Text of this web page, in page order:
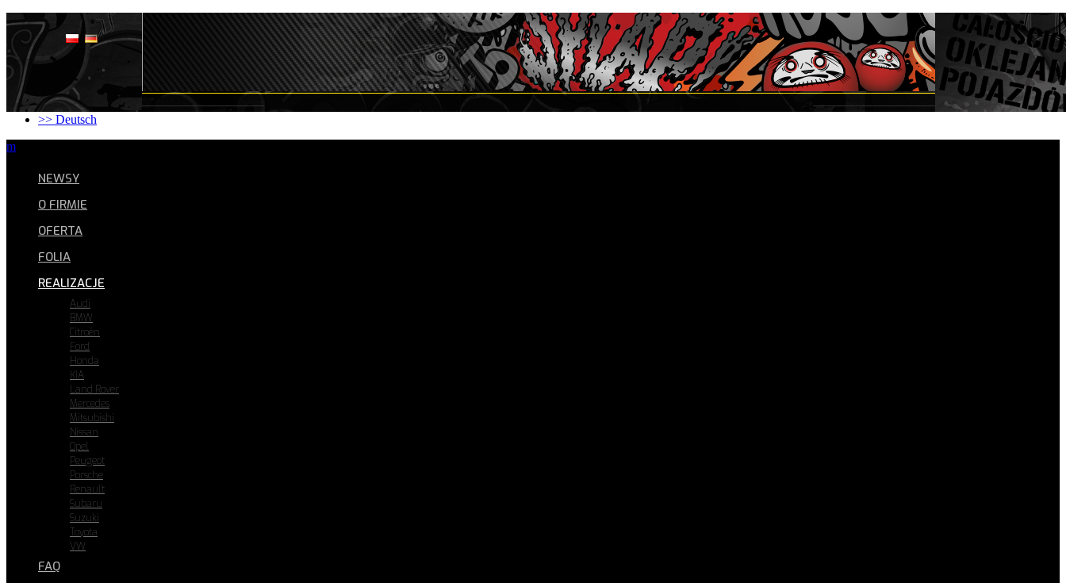
Strona główna
O firmie
Folia
Realizacje
FAQ
Kontakt
>> Deutsch
m
NEWSY
O FIRMIE
OFERTA
FOLIA
REALIZACJE
Audi
BMW
Citroën
Ford
Honda
KIA
Land Rover
Mercedes
Mitsubishi
Nissan
Opel
Peugeot
Porsche
Renault
Subaru
Suzuki
Toyota
VW
FAQ